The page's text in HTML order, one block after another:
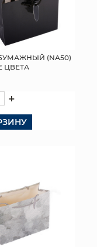
(NA50)
ЦВЕТА
+